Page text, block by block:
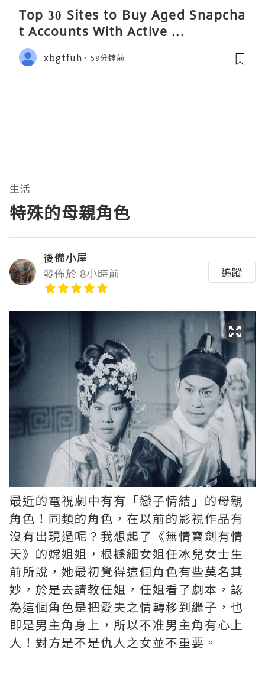
Top 30 Sites to Buy Aged Snapcha
t Accounts With Active ...
xbgtfuh 59分鐘前
生活
特殊的母親角色
後備小屋
發佈於 8小時前
追蹤
最近的電視劇中有有「戀子情結」的母親
角色！同類的角色，在以前的影視作品有
沒有出現過呢？我想起了《無情寶劍有情
天》的嫦姐姐，根據細女姐任冰兒女士生
前所說，她最初覺得這個角色有些莫名其
妙，於是去請教任姐，任姐看了劇本，認
為這個角色是把愛夫之情轉移到繼子，也
即是男主角身上，所以不准男主角有心上
人！對方是不是仇人之女並不重要。